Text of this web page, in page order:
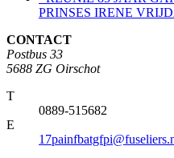
PRINSES IRENE
CONTACT
Postbus 33
5688 ZG Oirschot
T
0889-515682
E